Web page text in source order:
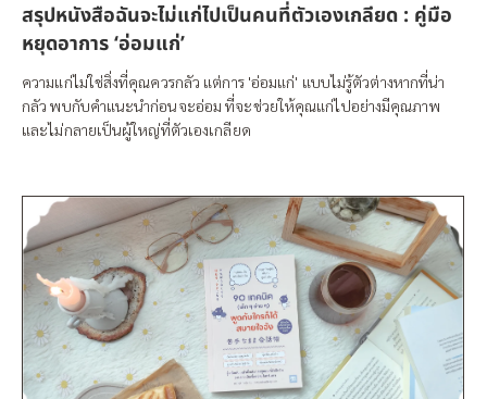
สรุปหนังสือฉันจะไม่แก่ไปเป็นคนที่ตัวเองเกลียด : คู่มือ
หยุดอาการ ‘อ่อมแก่’
ความแก่ไม่ใช่สิ่งที่คุณควรกลัว แต่การ 'อ่อมแก่' แบบไม่รู้ตัวต่างหากที่น่า
กลัว พบกับคำแนะนำก่อนจะอ่อม ที่จะช่วยให้คุณแก่ไปอย่างมีคุณภาพ
และไม่กลายเป็นผู้ใหญ่ที่ตัวเองเกลียด